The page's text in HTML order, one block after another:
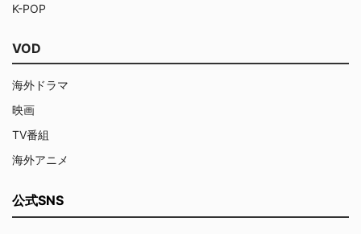
K-POP
VOD
海外ドラマ
映画
TV番組
海外アニメ
公式SNS